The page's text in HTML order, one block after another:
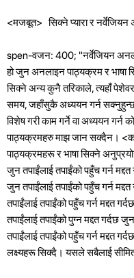
<मजबूत> सिक्ने प्यारा र
spen-वजन: 400; "नर्वेजियन
हो जुन अनलाइन पाठ्यक्रम र भाषा
सिक्ने अन्य कुनै तरिकाले, त्यहाँ पेशेवर
समय, जहाँसुकै अध्ययन गर्न
विशेष गरी काम गर्ने वा अध्ययन गर्न
पाठ्यक्रमहरु माझ जान सक्दैन।
पाठ्यक्रमहरू र भाषा सिक्ने
जुन तपाईंलाई तपाईंको पहुँच गर्न
जुन तपाईंलाई तपाईंको पहुँच गर्न
तपाईंलाई तपाईंको पहुँच गर्न मद्दत
तपाईंलाई तपाईंको पुग्न मद्दत गर्दछ
तपाईंलाई तपाईंको पहुँच गर्न मद्दत
लक्ष्यहरू सिक्दै। यसले सबैलाई